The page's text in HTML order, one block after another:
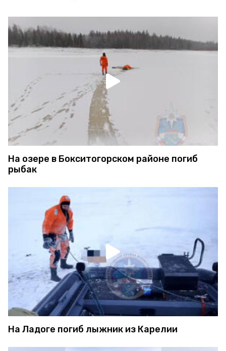
На озере в Бокситогорском районе погиб
рыбак
На Ладоге погиб лыжник из Карелии